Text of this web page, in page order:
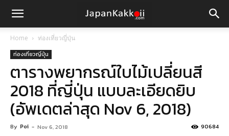
Home ท่องเที่ยวญี่ปุ่น
ท่องเที่ยวญี่ปุ่น
ตารางพยากรณ์ใบไม้เปลี่ยนสี
2018 ที่ญี่ปุ่น แบบละเอียดยิบ
(อัพเดตล่าสุด Nov 6, 2018)
By Poi - Nov 6, 2018 90684